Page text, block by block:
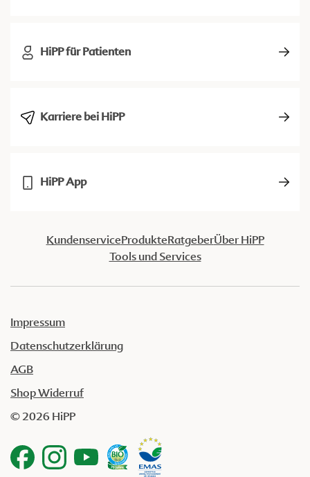
HiPP für Patienten
Karriere bei HiPP
HiPP App
KundenserviceProdukteRatgeberÜber HiPP
Tools und Services
Impressum
Datenschutzerklärung
AGB
Shop Widerruf
© 2026 HiPP